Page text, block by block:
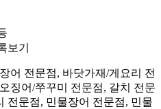
보기
어 전문점, 바닷가재/게요리 전
징어/쭈꾸미 전문점, 갈치 전문
전문점, 민물장어 전문점, 민물